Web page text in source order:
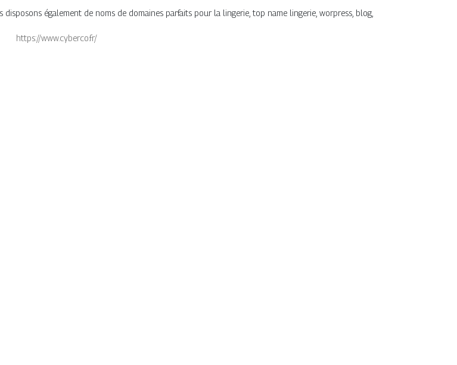
également de noms de domaines parfaits pour la lingerie, top name lingerie, worpress, blog,
https://www.cyberco.fr/